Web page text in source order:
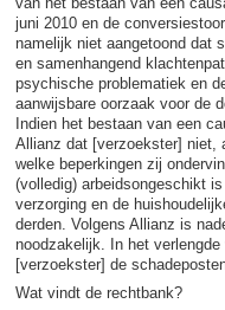
juni 2010 en de
namelijk niet aangetoond dat
en samenhangend
psychische problematiek en
aanwijsbare oorzaak voor de
Indien het bestaan van een
Allianz dat [verzoekster] niet,
welke beperkingen zij
(volledig) arbeidsongeschikt
verzorging en de
derden. Volgens Allianz is
noodzakelijk. In het
[verzoekster] de
Wat vindt de rechtbank?